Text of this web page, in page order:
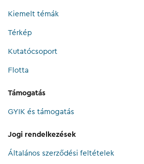
Kiemelt témák
Térkép
Kutatócsoport
Flotta
Támogatás
GYIK és támogatás
Jogi rendelkezések
Általános szerződési feltételek